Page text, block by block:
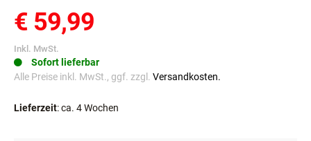
€ 59,99
Inkl. MwSt.
Sofort lieferbar
Alle Preise inkl. MwSt., ggf. zzgl. Versandkosten.
Lieferzeit: ca. 4 Wochen